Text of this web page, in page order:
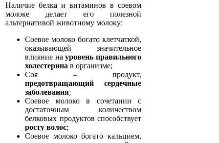
Наличие белка и витаминов в соевом
молоке делает его полезной
альтернативой животному молоку:
Соевое молоко богато клетчаткой,
оказывающей значительное
влияние науровень правильного
холестерина в организме;
Соя – продукт,
предотвращающий сердечные
заболевания;
Соевое молоко в сочетании с
достаточным количеством
белковых продуктов способствует
росту волос;
Соевое молоко богато кальцием,